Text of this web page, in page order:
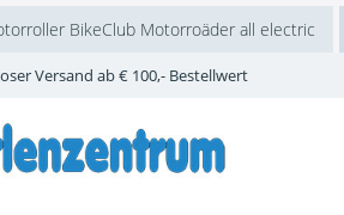
BikeClub Motorroäder all electric
Versand ab € 100,- Bestellwert